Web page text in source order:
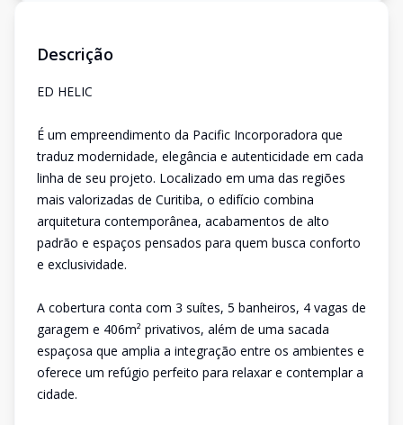
Descrição
ED HELIC
É um empreendimento da Pacific Incorporadora que
traduz modernidade, elegância e autenticidade em cada
linha de seu projeto. Localizado em uma das regiões
mais valorizadas de Curitiba, o edifício combina
arquitetura contemporânea, acabamentos de alto
padrão e espaços pensados para quem busca conforto
e exclusividade.
A cobertura conta com 3 suítes, 5 banheiros, 4 vagas de
garagem e 406m² privativos, além de uma sacada
espaçosa que amplia a integração entre os ambientes e
oferece um refúgio perfeito para relaxar e contemplar a
cidade.